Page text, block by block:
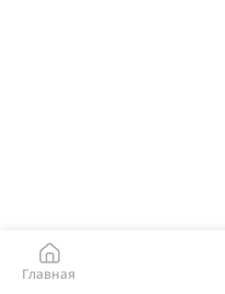
Главная